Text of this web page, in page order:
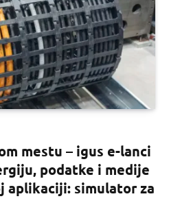
mestu – igus e-lanci
podatke i medije
aplikaciji: simulator za